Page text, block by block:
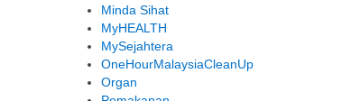
Minda Sihat
MyHEALTH
MySejahtera
OneHourMalaysiaCleanUp
Organ